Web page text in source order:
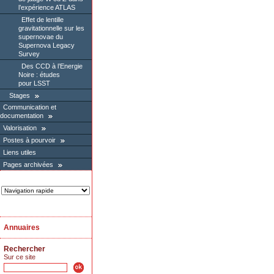
l’expérience ATLAS
Effet de lentille
gravitationnelle sur les
supernovae du
Supernova Legacy
Survey
Des CCD à l’Energie
Noire : études
pour LSST
Stages
Communication et
documentation
Valorisation
Postes à pourvoir
Liens utiles
Pages archivées
Annuaires
Rechercher
Sur ce site